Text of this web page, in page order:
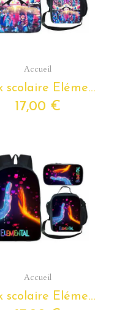
Aperçu rapide
Accueil
Pack scolaire Elémentaire à composer du Cp au Cm2 - cartable Elémentaire + Lunchboxe + trousse assortie
17,00 €
Aperçu rapide
Accueil
Pack scolaire Elémentaire à composer du Cp au Cm2 - cartable Elémentaire + Lunchboxe + trousse assortie